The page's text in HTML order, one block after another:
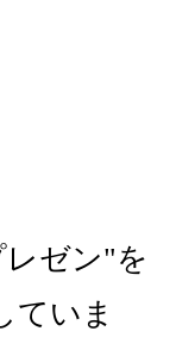
ゼン"を
ていま